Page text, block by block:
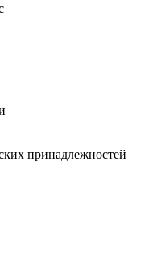
принадлежностей